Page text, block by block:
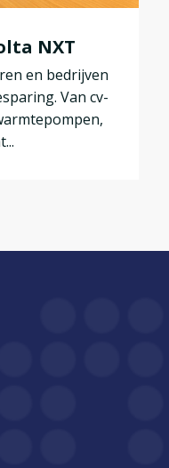
NXT
en bedrijven
Van cv-